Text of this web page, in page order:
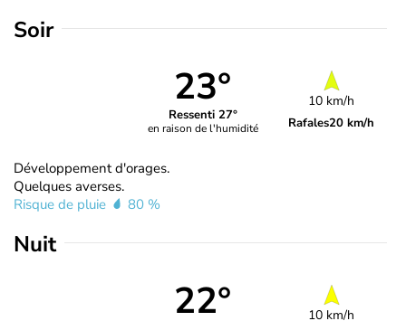
Soir
23°
Ressenti 27°
en raison de l'humidité
10 km/h
Rafales20 km/h
Développement d'orages.
Quelques averses.
Risque de pluie
80 %
Nuit
22° 10 km/h